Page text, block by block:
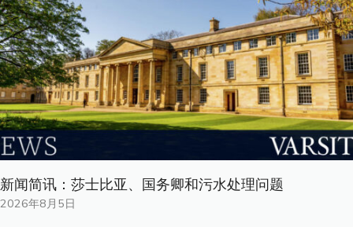
新闻简讯：莎士比亚、国务卿和污水处理问题
2026年8月5日